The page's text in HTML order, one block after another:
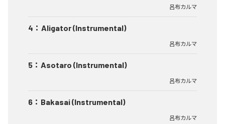
呂布カルマ
4 ： Aligator (Instrumental)
呂布カルマ
5 ： Asotaro (Instrumental)
呂布カルマ
6 ： Bakasai (Instrumental)
呂布カルマ